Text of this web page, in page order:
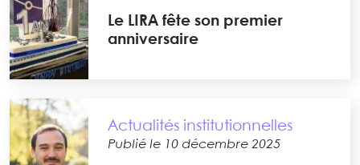
Le LIRA fête son premier
anniversaire
Actualités institutionnelles
Publié le 10 décembre 2025